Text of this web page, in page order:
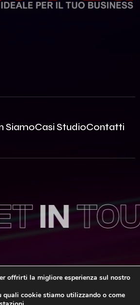
SiamoCasi StudioContatti
TOUCH
– P.Iva: 09812870963 | REA MB –
100.000,00€ i.v.
offrirti la migliore esperienza sul nostro
quali cookie stiamo utilizzando o come